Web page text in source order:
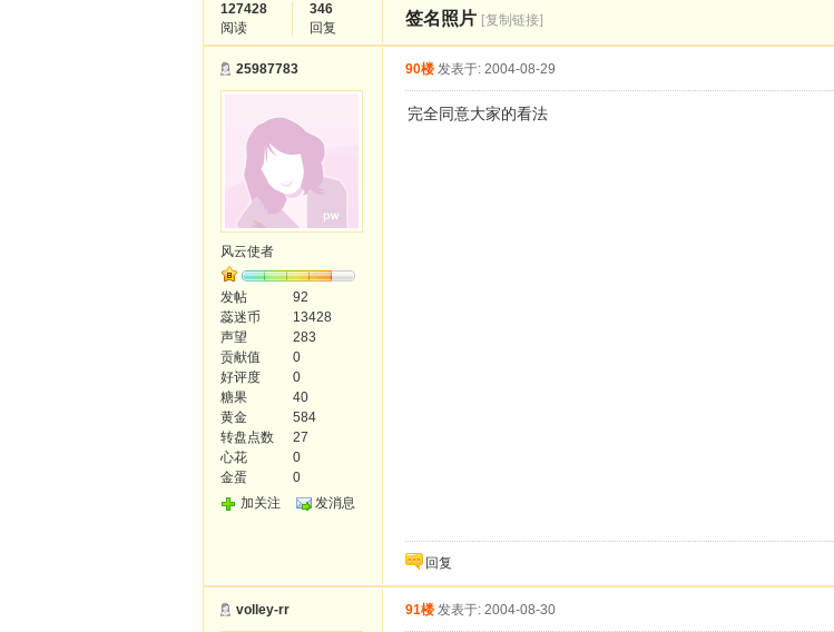
127428
阅读
346
回复
签名照片 [复制链接]
25987783
风云使者
发帖
92
蕊迷币
13428
声望
283
贡献值
0
好评度
0
糖果
40
黄金
584
转盘点数
27
心花
0
金蛋
0
加关注
发消息
90楼 发表于: 2004-08-29
完全同意大家的看法
回复
volley-rr 91楼 发表于: 2004-08-30